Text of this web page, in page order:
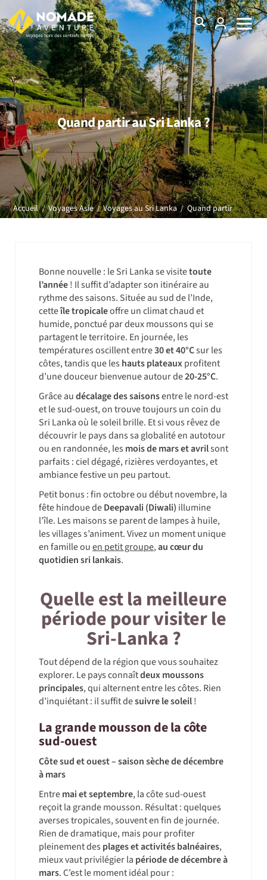
Quand partir au Sri Lanka ?
Accueil Voyages Asie Voyages au Sri Lanka Quand partir
Bonne nouvelle : le Sri Lanka se visitetoute
l’année! Il suffit d’adapter son itinéraire au
rythme des saisons. Située au sud de l’Inde,
cetteîle tropicaleoffre un climat chaud et
humide, ponctué par deux moussons qui se
partagent le territoire. En journée, les
températures oscillent entre30 et 40°Csur les
côtes, tandis que les hauts plateauxprofitent
d’une douceur bienvenue autour de20-25°C.
Grâce audécalage des saisonsentre le nord-est
et le sud-ouest, on trouve toujours un coin du
Sri Lanka où le soleil brille. Et si vous rêvez de
découvrir le pays dans sa globalité en autotour
ou en randonnée, les mois de mars et avrilsont
parfaits : ciel dégagé, rizières verdoyantes, et
ambiance festive un peu partout.
Petit bonus : fin octobre ou début novembre, la
fête hindoue deDeepavali (Diwali) illumine
l’île. Les maisons se parent de lampes à huile,
les villages s’animent. Vivez un moment unique
en famille ouen petit groupe,au cœur du
quotidien sri lankais.
Quelle est la meilleure
période pour visiter le
Sri-Lanka ?
Tout dépend de la région que vous souhaitez
explorer. Le pays connaîtdeux moussons
principales, qui alternent entre les côtes. Rien
d’inquiétant : il suffit desuivre le soleil!
La grande mousson de la côte
sud-ouest
Côte sud et ouest – saison sèche de décembre
à mars
Entremai et septembre, la côte sud-ouest
reçoit la grande mousson. Résultat : quelques
averses tropicales, souvent en fin de journée.
Rien de dramatique, mais pour profiter
pleinement des plages et activités balnéaires,
mieux vaut privilégier la période de décembre à
mars. C’est le moment idéal pour :